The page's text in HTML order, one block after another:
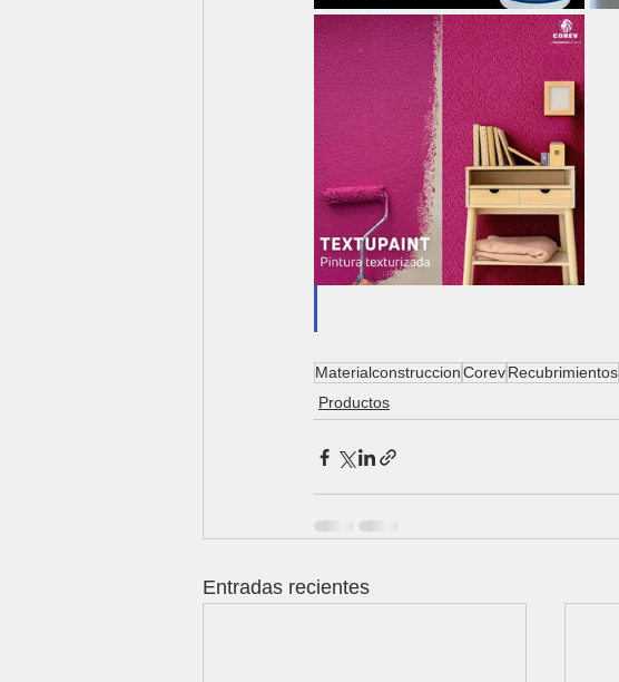
MaterialconstruccionCorevRecubrimientos
Productos
Entradas recientes